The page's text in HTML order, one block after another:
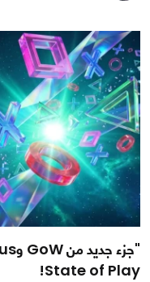
State of Play!